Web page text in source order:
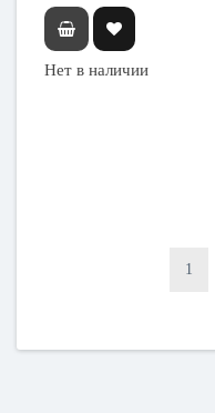
Нет в наличии
1